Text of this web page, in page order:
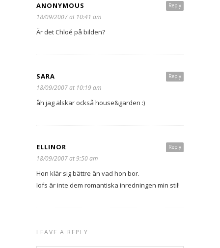
Reply
ANONYMOUS
18/09/2007 at 10:41 am
Är det Chloé på bilden?
Reply
SARA
18/09/2007 at 10:19 am
åh jag älskar också house&garden :)
Reply
ELLINOR
18/09/2007 at 9:50 am
Hon klär sig bättre än vad hon bor.
Iofs är inte dem romantiska inredningen min stil!
LEAVE A REPLY